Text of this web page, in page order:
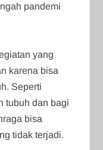
pandemi
yang
karena bisa
Seperti
tubuh dan bagi
bisa
tidak terjadi.